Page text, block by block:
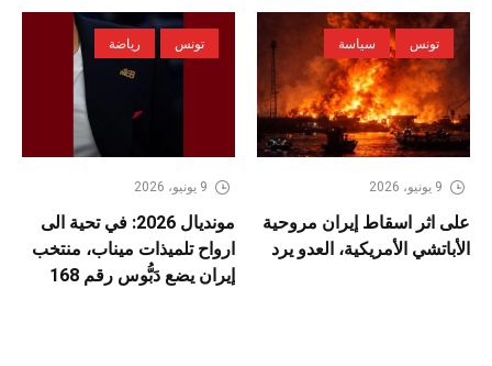
تونس سياسة
9 يونيو، 2026
على اثر اسقاط إيران مروحية
الأباتشي الأمريكية، العدو يرد
تونس رياضة
9 يونيو، 2026
مونديال 2026: في تحية الى
ارواح تلميذات ميناب، منتخب
إيران يضع دَبُّوس رقم 168